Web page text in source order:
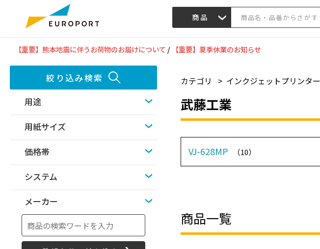
商品
【重要】熊本地震に伴うお荷物のお届けについて / 【重要】夏季休業のお知らせ
絞り込み検索
用途
用紙サイズ
価格帯
システム
メーカー
カテゴリ > インクジェットプリンター
武藤工業
VJ-628MP （10）
商品一覧